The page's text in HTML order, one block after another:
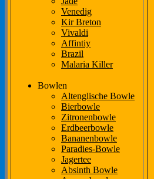
Venedig
Kir Breton
Vivaldi
Affintiy
Brazil
Malaria Killer
Bowlen
Altenglische Bowle
Bierbowle
Zitronenbowle
Erdbeerbowle
Bananenbowle
Paradies-Bowle
Jagertee
Absinth Bowle